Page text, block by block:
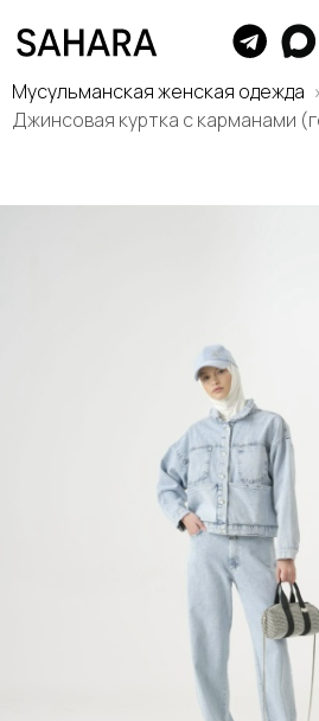
Мусульманская женская одежда
Джинсовая куртка с карманами